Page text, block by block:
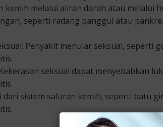
kemih melalui aliran darah atau melalui
seperti radang panggul atau
Penyakit menular seksual, seperti
seksual dapat menyebabkan
dari sistem saluran kemih, seperti batu